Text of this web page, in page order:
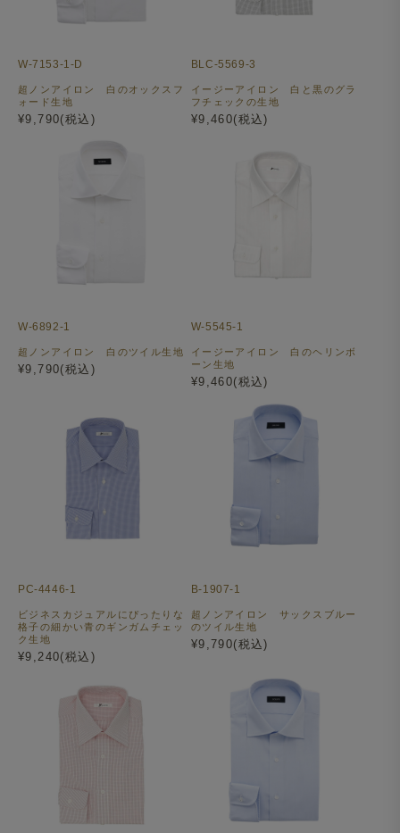
W-7153-1-D
超ノンアイロン 白のオックスフ
ォード生地
¥9,790(税込)
BLC-5569-3
イージーアイロン 白と黒のグラ
フチェックの生地
¥9,460(税込)
W-6892-1
超ノンアイロン 白のツイル生地
¥9,790(税込)
W-5545-1
イージーアイロン 白のヘリンボ
ーン生地
¥9,460(税込)
PC-4446-1
ビジネスカジュアルにぴったりな
格子の細かい青のギンガムチェッ
ク生地
¥9,240(税込)
B-1907-1
超ノンアイロン サックスブルー
のツイル生地
¥9,790(税込)